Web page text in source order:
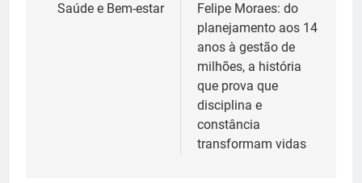
deSaúde e Bem-estar
Felipe Moraes: do
planejamento aos 14
anos à gestão de
milhões, a história
que prova que
disciplina e
constância
transformam vidas